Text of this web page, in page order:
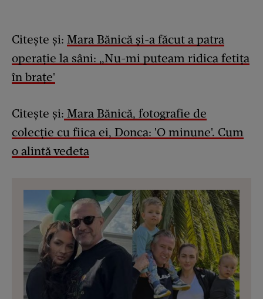
Citește și: Mara Bănică și-a făcut a patra
operație la sâni: „Nu-mi puteam ridica fetița
în brațe'
Citește și: Mara Bănică, fotografie de
colecție cu fiica ei, Donca: 'O minune'. Cum
o alintă vedeta